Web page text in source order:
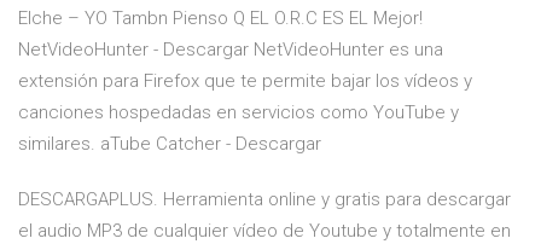
Elche – YO Tambn Pienso Q EL O.R.C ES EL Mejor!
NetVideoHunter - Descargar NetVideoHunter es una
extensión para Firefox que te permite bajar los vídeos y
canciones hospedadas en servicios como YouTube y
similares. aTube Catcher - Descargar
DESCARGAPLUS. Herramienta online y gratis para descargar
el audio MP3 de cualquier vídeo de Youtube y totalmente en